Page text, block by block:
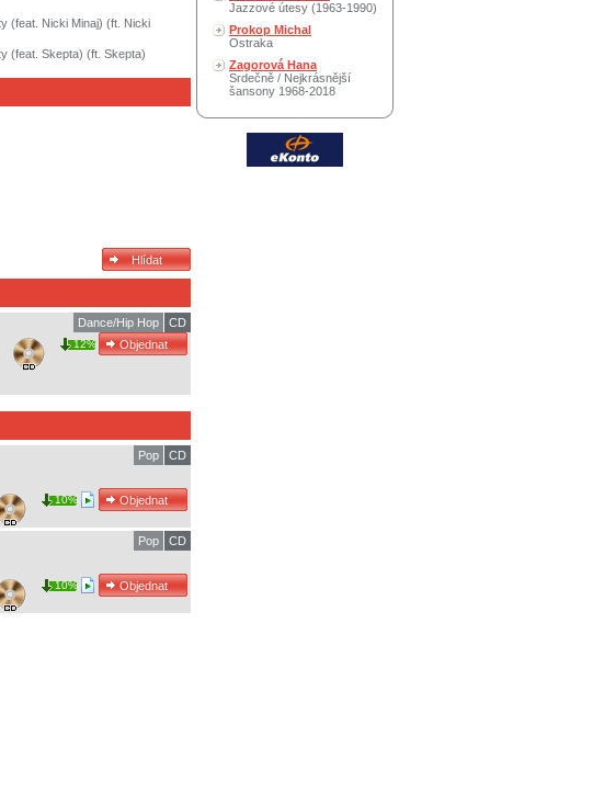
(feat. Nicki Minaj) (ft. Nicki
(feat. Skepta) (ft. Skepta)
CD
Dance/Hip Hop
12%
CD
Pop
10%
CD
Pop
10%
Jazzové útesy (1963-1990)
Prokop Michal
Ostraka
Zagorová Hana
Srdečně / Nejkrásnější
šansony 1968-2018